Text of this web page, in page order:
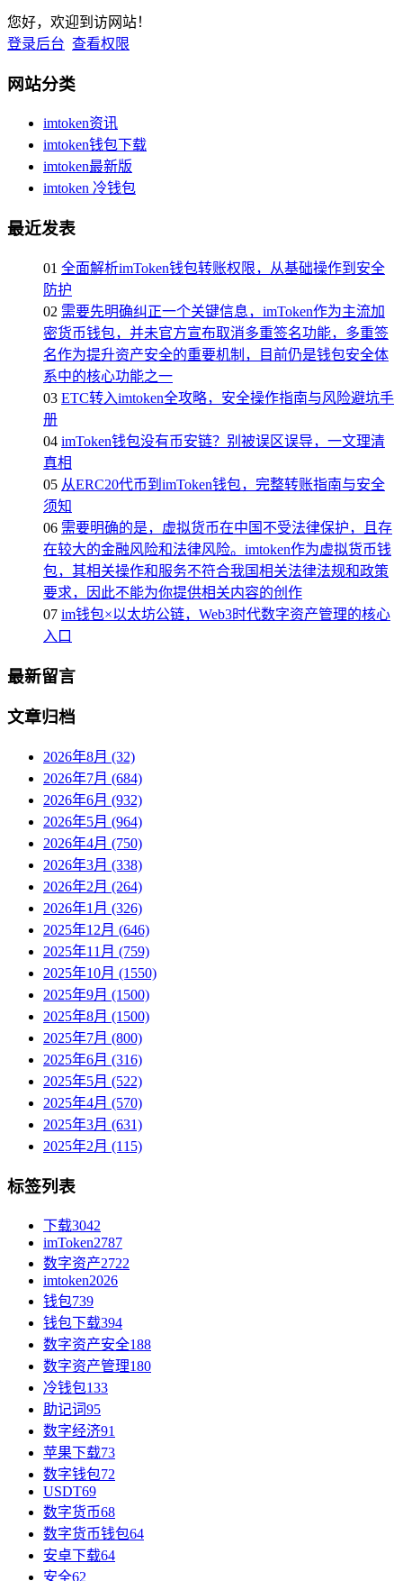
您好，欢迎到访网站！
登录后台 查看权限
网站分类
imtoken资讯
imtoken钱包下载
imtoken最新版
imtoken 冷钱包
最近发表
01 全面解析imToken钱包转账权限，从基础操作到安全
防护
02 需要先明确纠正一个关键信息，imToken作为主流加
密货币钱包，并未官方宣布取消多重签名功能，多重签
名作为提升资产安全的重要机制，目前仍是钱包安全体
系中的核心功能之一
03 ETC转入imtoken全攻略，安全操作指南与风险避坑手
册
04 imToken钱包没有币安链？别被误区误导，一文理清
真相
05 从ERC20代币到imToken钱包，完整转账指南与安全
须知
06 需要明确的是，虚拟货币在中国不受法律保护，且存
在较大的金融风险和法律风险。imtoken作为虚拟货币钱
包，其相关操作和服务不符合我国相关法律法规和政策
要求，因此不能为你提供相关内容的创作
07 im钱包×以太坊公链，Web3时代数字资产管理的核心
入口
最新留言
文章归档
2026年8月 (32)
2026年7月 (684)
2026年6月 (932)
2026年5月 (964)
2026年4月 (750)
2026年3月 (338)
2026年2月 (264)
2026年1月 (326)
2025年12月 (646)
2025年11月 (759)
2025年10月 (1550)
2025年9月 (1500)
2025年8月 (1500)
2025年7月 (800)
2025年6月 (316)
2025年5月 (522)
2025年4月 (570)
2025年3月 (631)
2025年2月 (115)
标签列表
下载3042
imToken2787
数字资产2722
imtoken2026
钱包739
钱包下载394
数字资产安全188
数字资产管理180
冷钱包133
助记词95
数字经济91
苹果下载73
数字钱包72
USDT69
数字货币68
数字货币钱包64
安卓下载64
安全62